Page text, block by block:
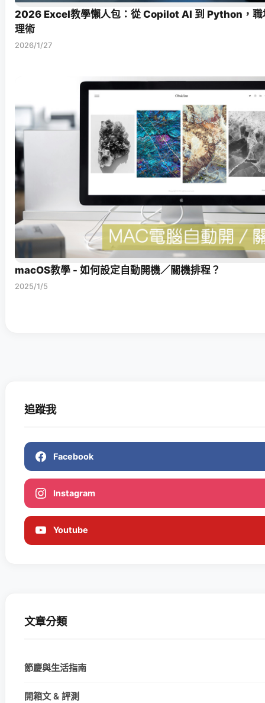
2026 Excel教學懶人包：從 Copilot AI 到 Python，職
理術
2026/1/27
macOS教學 - 如何設定自動開機／關機排程？
2025/1/5
追蹤我
Facebook
Instagram
Youtube
文章分類
節慶與生活指南
開箱文 & 評測